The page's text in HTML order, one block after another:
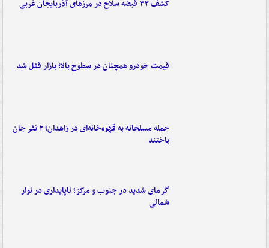
کشف ۳۳ قبضه سلاح در مرزهای آذربایجان غربی
قیمت خودرو همچنان در سطوح بالا؛ بازار قفل شد
حمله مسلحانه به قهوه‌خانه‌ای در زاهدان؛ ۲ نفر جان
باختند
گرمای شدید در جنوب و مرکز؛ ناپایداری در نوار
شمالی